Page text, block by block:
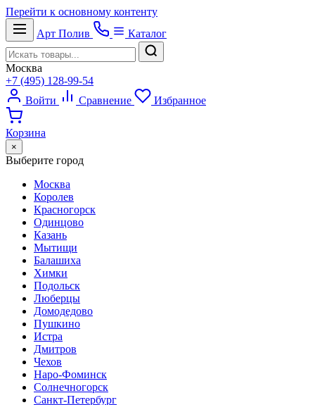
Перейти к основному контенту
Арт Полив Каталог
Москва
+7 (495) 128-99-54
Войти
Сравнение Избранное
Корзина
×
Выберите город
Москва
Королев
Красногорск
Одинцово
Казань
Мытищи
Балашиха
Химки
Подольск
Люберцы
Домодедово
Пушкино
Истра
Дмитров
Чехов
Наро-Фоминск
Солнечногорск
Санкт-Петербург